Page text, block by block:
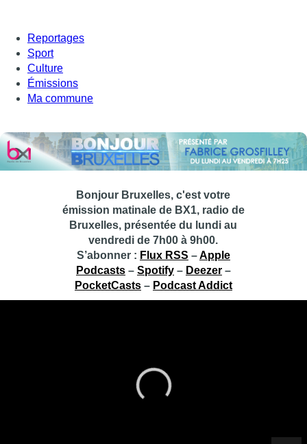
Reportages
Sport
Culture
Émissions
Ma commune
Bonjour Bruxelles, c'est votre
émission matinale de BX1, radio de
Bruxelles, présentée du lundi au
vendredi de 7h00 à 9h00.
S’abonner : Flux RSS –Apple
Podcasts– Spotify– Deezer–
PocketCasts– Podcast Addict